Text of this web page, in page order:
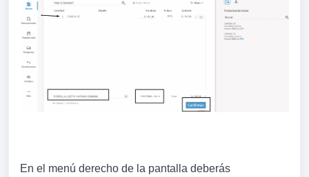
En el menú derecho de la pantalla deberás